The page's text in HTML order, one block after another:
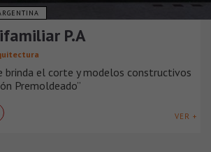
P.A
brinda el corte y modelos constructivos
Premoldeado”
VER +